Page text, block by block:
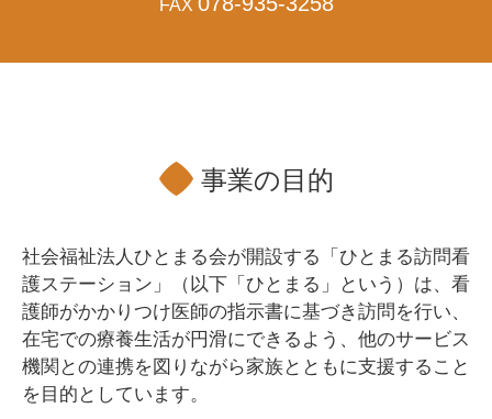
FAX
事業の目的
社会福祉法人ひとまる会が開設する「ひとまる訪問看
護ステーション」（以下「ひとまる」という）は、看
護師がかかりつけ医師の指示書に基づき訪問を行い、
在宅での療養生活が円滑にできるよう、他のサービス
機関との連携を図りながら家族とともに支援すること
を目的としています。